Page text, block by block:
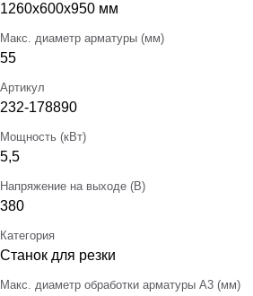
1260x600x950 мм
Макс. диаметр арматуры (мм)
55
Артикул
232-178890
Мощность (кВт)
5,5
Напряжение на выходе (В)
380
Категория
Станок для резки
Макс. диаметр обработки арматуры А3 (мм)